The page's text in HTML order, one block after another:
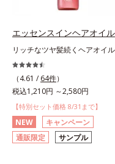
エッセンスインヘアオイル
リッチなツヤ髪続くヘアオイル
（4.61 / 64件）
税込1,210円 ～2,580円
【特別セット価格 8/31まで】
NEW
キャンペーン
通販限定
サンプル